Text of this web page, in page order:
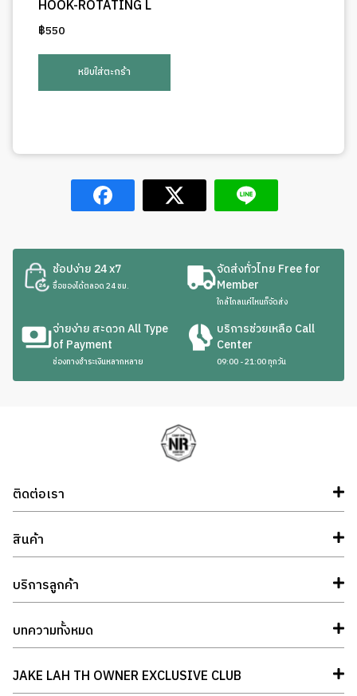
HOOK-ROTATING L
฿550
หยิบใส่ตะกร้า
ช้อปง่าย 24 x7
ซื้อของได้ตลอด 24 ชม.
จัดส่งทั่วไทย Free for
Member
ใกล้ไกลแค่ไหนก็จัดส่ง
จ่ายง่าย สะดวก All Type
of Payment
ช่องทางชำระเงินหลากหลาย
บริการช่วยเหลือ Call
Center
09:00 - 21:00 ทุกวัน
ติดต่อเรา
สินค้า
บริการลูกค้า
บทความทั้งหมด
JAKE LAH TH OWNER EXCLUSIVE CLUB